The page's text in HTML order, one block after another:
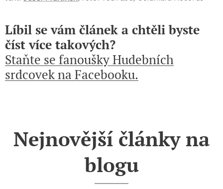
Líbil se vám článek a chtěli byste
číst více takových?
Staňte se fanoušky Hudebních
srdcovek na Facebooku.
Nejnovější články na
blogu